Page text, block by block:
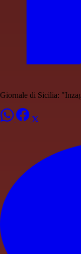
Giornale di Sicilia: